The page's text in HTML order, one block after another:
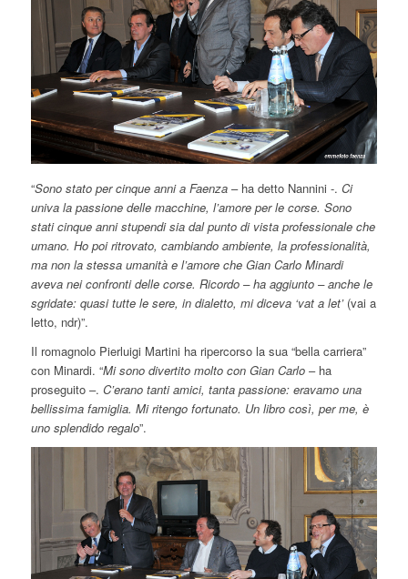
“Sono stato per cinque anni a Faenza – ha detto Nannini -. Ci
univa la passione delle macchine, l’amore per le corse. Sono
stati cinque anni stupendi sia dal punto di vista professionale che
umano. Ho poi ritrovato, cambiando ambiente, la professionalità,
ma non la stessa umanità e l’amore che Gian Carlo Minardi
aveva nei confronti delle corse. Ricordo – ha aggiunto – anche le
sgridate: quasi tutte le sere, in dialetto, mi diceva ‘vat a let’(vai a
letto, ndr)”.
Il romagnolo Pierluigi Martini ha ripercorso la sua “bella carriera”
con Minardi. “Mi sono divertito molto con Gian Carlo– ha
proseguito –. C’erano tanti amici, tanta passione: eravamo una
bellissima famiglia. Mi ritengo fortunato. Un libro così, per me, è
uno splendido regalo”.